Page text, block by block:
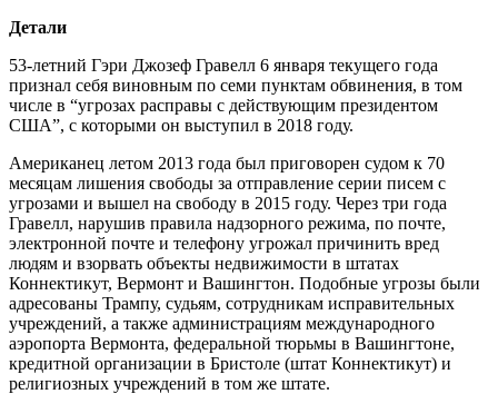
Детали
53-летний Гэри Джозеф Гравелл 6 января текущего года
признал себя виновным по семи пунктам обвинения, в том
числе в “угрозах расправы с действующим президентом
США”, с которыми он выступил в 2018 году.
Американец летом 2013 года был приговорен судом к 70
месяцам лишения свободы за отправление серии писем с
угрозами и вышел на свободу в 2015 году. Через три года
Гравелл, нарушив правила надзорного режима, по почте,
электронной почте и телефону угрожал причинить вред
людям и взорвать объекты недвижимости в штатах
Коннектикут, Вермонт и Вашингтон. Подобные угрозы были
адресованы Трампу, судьям, сотрудникам исправительных
учреждений, а также администрациям международного
аэропорта Вермонта, федеральной тюрьмы в Вашингтоне,
кредитной организации в Бристоле (штат Коннектикут) и
религиозных учреждений в том же штате.